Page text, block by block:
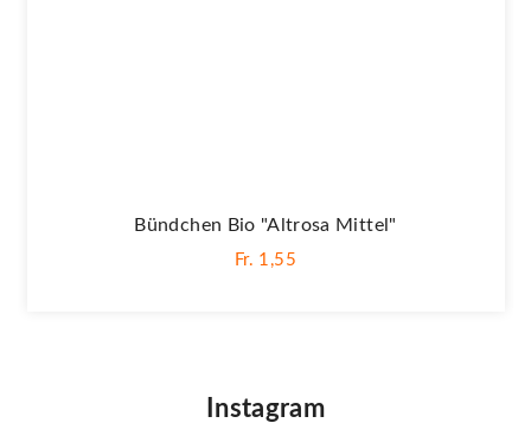
Bündchen Bio "Altrosa Mittel"
Fr. 1,55
Instagram